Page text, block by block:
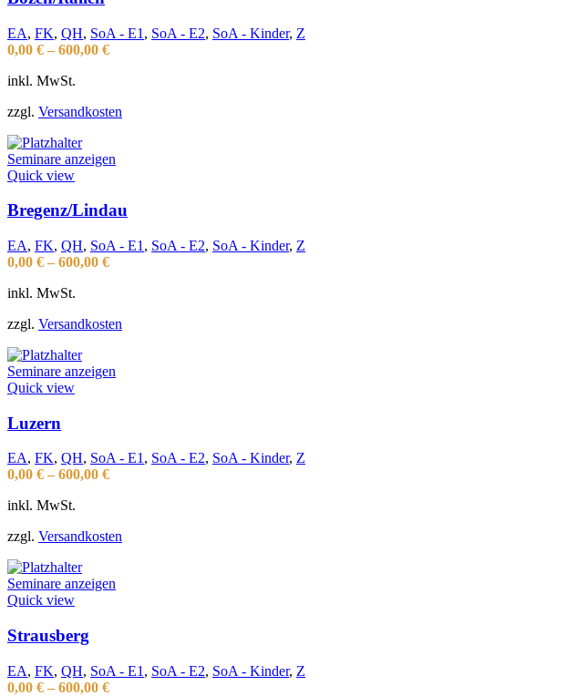
EA, FK, QH, SoA - E1 , SoA - E2, SoA - Kinder, Z
0,00 € – 600,00 €
inkl. MwSt.
zzgl. Versandkosten
Seminare anzeigen
Quick view
Bregenz/Lindau
EA, FK, QH, SoA - E1 , SoA - E2, SoA - Kinder, Z
0,00 € – 600,00 €
inkl. MwSt.
zzgl. Versandkosten
Seminare anzeigen
Quick view
Luzern
EA, FK, QH, SoA - E1, SoA - E2, SoA - Kinder, Z
0,00 € – 600,00 €
inkl. MwSt.
zzgl. Versandkosten
Seminare anzeigen
Quick view
Strausberg
EA, FK, QH, SoA - E1 , SoA - E2, SoA - Kinder, Z
0,00 € – 600,00 €